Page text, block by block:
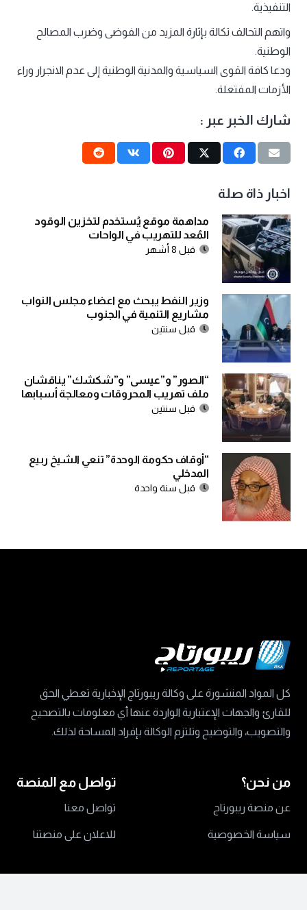
التنفيذية.
واتهم التحالف تكالة بإثارة المزيد من الفوضى وضرب المصالح
الوطنية.
ودعا كافة القوى السياسية والمدنية الوطنية إلى عدم الانجرار وراء
الأزمات المفتعلة.
شارك الخبر عبر :
اخبار ذاة صلة
مداهمة موقع يُستخدم لتخزين الوقود
المُعد للتهريب في الواحات
قبل 8 أشهر
وزير النفط يبحث مع اعضاء مجلس النواب
مشاريع التنمية في الجنوب
قبل سنتين
“الصور” و”عيسى” و”شكشك” يناقشان
ملف تهريب المحروقات ومعالجة أسبابها
قبل سنتين
“أوقاف حكومة الوحدة” تنعي الشيخ ربيع
المدخلي
قبل سنة واحدة
كل المواد المنشورة على وكالة ريبورتاج الإخبارية تعطي الحق
للقارئ والجهات الإعتبارية الواردة عنها أي معلومات بالتصحيح
والتصويب، والتوضيح وتلتزم الوكالة بإفراد المساحة لذلك.
من نحن؟
عن منصة ريبورتاج
سياسة الخصوصية
تواصل مع المنصة
تواصل معنا
للاعلان على منصتنا